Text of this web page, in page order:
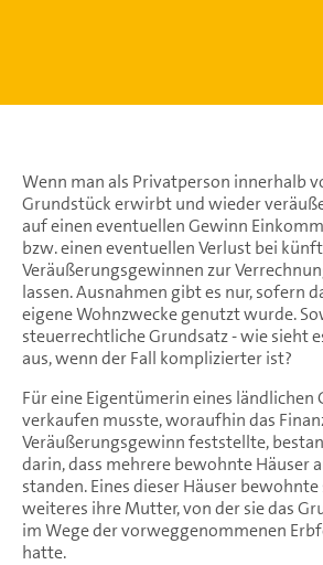
Wenn man als Privatperson innerhalb
Grundstück erwirbt und wieder
auf einen eventuellen Gewinn
bzw. einen eventuellen Verlust bei
Veräußerungsgewinnen zur
lassen. Ausnahmen gibt es nur, sofern
eigene Wohnzwecke genutzt wurde.
steuerrechtliche Grundsatz - wie sieht
aus, wenn der Fall komplizierter ist?
Für eine Eigentümerin eines ländlichen
verkaufen musste, woraufhin das
Veräußerungsgewinn feststellte,
darin, dass mehrere bewohnte Häuser
standen. Eines dieser Häuser bewohnte
weiteres ihre Mutter, von der sie das
im Wege der vorweggenommenen
hatte.